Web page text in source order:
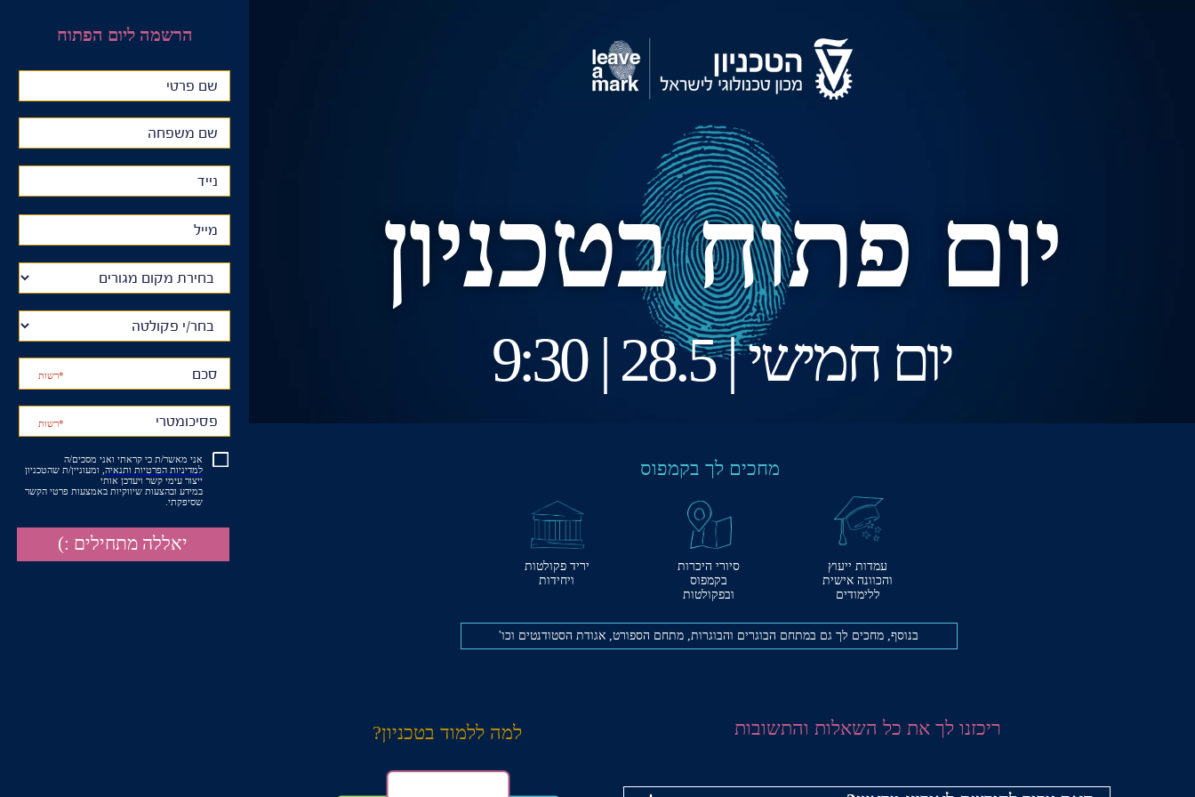
ריכזנו לך את כל השאלות והתשובות
יום חמישי | 28.5 | 9:30
יום פתוח בטכניון
למה ללמוד בטכניון?
יאללה מתחילים :)
*רשות
*רשות
אני מאשר/ת כי קראתי ואני מסכים/ה
למדיניות הפרטיות ותנאיה, ומעוניין/ת שהטכניון
ייצור עימי קשר ויעדכן אותי
​​​​​​​במידע ובהצעות שיווקיות באמצעות פרטי הקשר
שסיפקתי.
הרשמה ליום הפתוח
מחכים לך בקמפוס
עמדות ייעוץ
והכוונה אישית
ללימודים
סיורי היכרות
בקמפוס
ובפקולטות
יריד פקולטות
ויחידות
בנוסף, מחכים לך גם במתחם הבוגרים והבוגרות, מתחם הספורט, אגודת הסטודנטים וכו'